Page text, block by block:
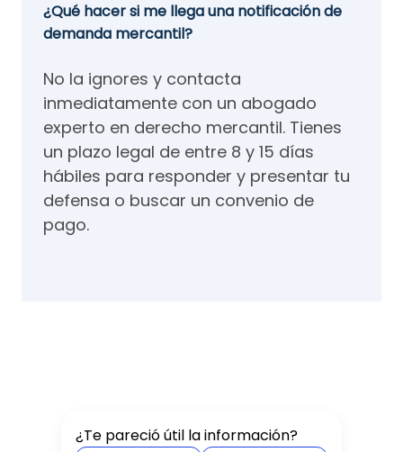
¿Qué hacer si me llega una notificación de
demanda mercantil?
No la ignores y contacta
inmediatamente con un abogado
experto en derecho mercantil. Tienes
un plazo legal de entre 8 y 15 días
hábiles para responder y presentar tu
defensa o buscar un convenio de
pago.
¿Te pareció útil la información?